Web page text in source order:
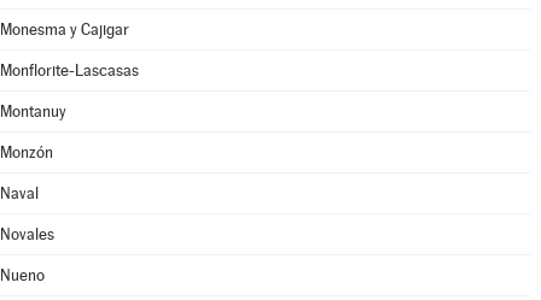
Monesma y Cajigar
Monflorite-Lascasas
Montanuy
Monzón
Naval
Novales
Nueno